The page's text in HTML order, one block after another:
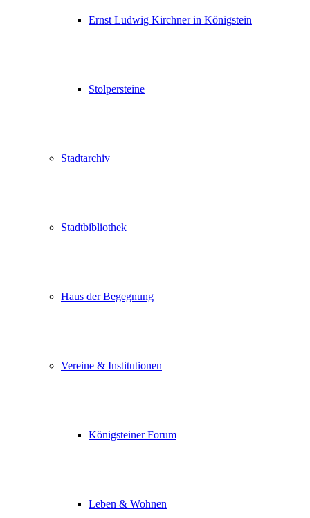
Ernst Ludwig Kirchner in Königstein
Stolpersteine
Stadtarchiv
Stadtbibliothek
Haus der Begegnung
Vereine & Institutionen
Königsteiner Forum
Leben & Wohnen